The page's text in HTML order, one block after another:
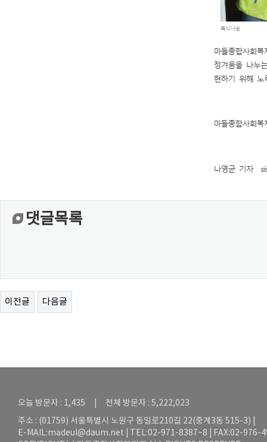
댓글목록
이전글 다음글
오늘 방문자 : 1,435 | 전체 방문자 : 5,222,023
주소 : (01759) 서울특별시 노원구 동일로210길 22(중계3동 515-3) |
E-MAIL:madeul@daum.net | TEL:02-971-8387~8 | FAX:02-976-